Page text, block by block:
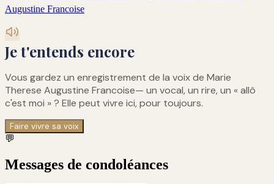
Augustine Francoise
Je t'entends encore
Vous gardez un enregistrement de la voix de Marie
Therese Augustine Francoise— un vocal, un rire, un « allô
c'est moi » ? Elle peut vivre ici, pour toujours.
Faire vivre sa voix
💬
Messages de condoléances